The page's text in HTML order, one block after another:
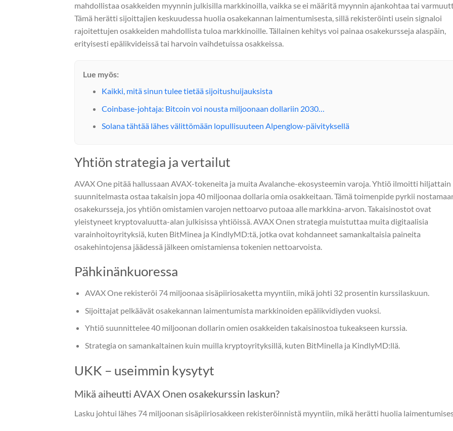
mahdollistaa osakkeiden myynnin julkisilla markkinoilla, vaikka se ei määritä myynnin ajankohtaa tai
Tämä herätti sijoittajien keskuudessa huolia osakekannan laimentumisesta, sillä rekisteröinti usein signaloi
rajoitettujen osakkeiden mahdollista tuloa markkinoille. Tällainen kehitys voi painaa osakekursseja alaspäin,
erityisesti epälikvideissä tai harvoin vaihdetuissa osakkeissa.
Lue myös:
Kaikki, mitä sinun tulee tietää sijoitushuijauksista
Coinbase-johtaja: Bitcoin voi nousta miljoonaan dollariin 2030…
Solana tähtää lähes välittömään lopullisuuteen Alpenglow-päivityksellä
Yhtiön strategia ja vertailut
AVAX One pitää hallussaan AVAX-tokeneita ja muita Avalanche-ekosysteemin varoja. Yhtiö ilmoitti hiljattain
suunnitelmasta ostaa takaisin jopa 40 miljoonaa dollaria omia osakkeitaan. Tämä toimenpide pyrkii
osakekursseja, jos yhtiön omistamien varojen nettoarvo putoaa alle markkina-arvon. Takaisinostot ovat
yleistyneet kryptovaluutta-alan julkisissa yhtiöissä. AVAX Onen strategia muistuttaa muita digitaalisia
varainhoitoyrityksiä, kuten BitMinea ja KindlyMD:tä, jotka ovat kohdanneet samankaltaisia paineita
osakehintojensa jäädessä jälkeen omistamiensa tokenien nettoarvoista.
Pähkinänkuoressa
AVAX One rekisteröi 74 miljoonaa sisäpiiriosaketta myyntiin, mikä johti 32 prosentin kurssilaskuun.
Sijoittajat pelkäävät osakekannan laimentumista markkinoiden epälikvidiyden vuoksi.
Yhtiö suunnittelee 40 miljoonan dollarin omien osakkeiden takaisinostoa tukeakseen kurssia.
Strategia on samankaltainen kuin muilla kryptoyrityksillä, kuten BitMinella ja KindlyMD:llä.
UKK – useimmin kysytyt
Mikä aiheutti AVAX Onen osakekurssin laskun?
Lasku johtui lähes 74 miljoonan sisäpiiriosakkeen rekisteröinnistä myyntiin, mikä herätti huolia